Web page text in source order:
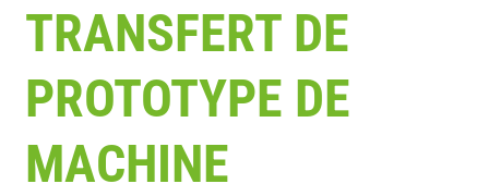
TRANSFERT DE
PROTOTYPE DE
MACHINE